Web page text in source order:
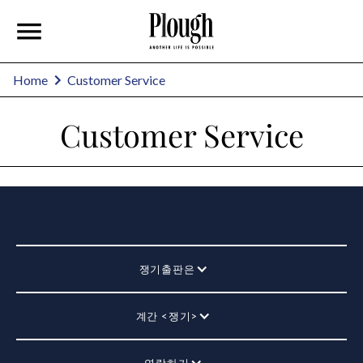
Home Customer Service
Customer Service
쟁기출판은
계간 <쟁기>